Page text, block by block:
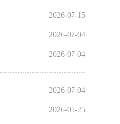
2026-07-15
2026-07-04
2026-07-04
2026-07-04
2026-05-25